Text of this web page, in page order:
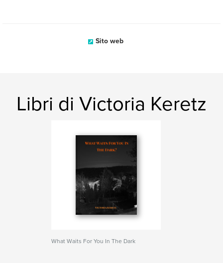
Sito web
Libri di Victoria Keretz
What Waits For You In The Dark